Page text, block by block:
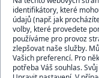
identifikátory, které
údajů (např. jak
volby, které provedete
používáme pro provoz
zlepšovat naše služby.
Vašich preferencí. Pro
potřeba Váš souhlas.
DOPRAVCI